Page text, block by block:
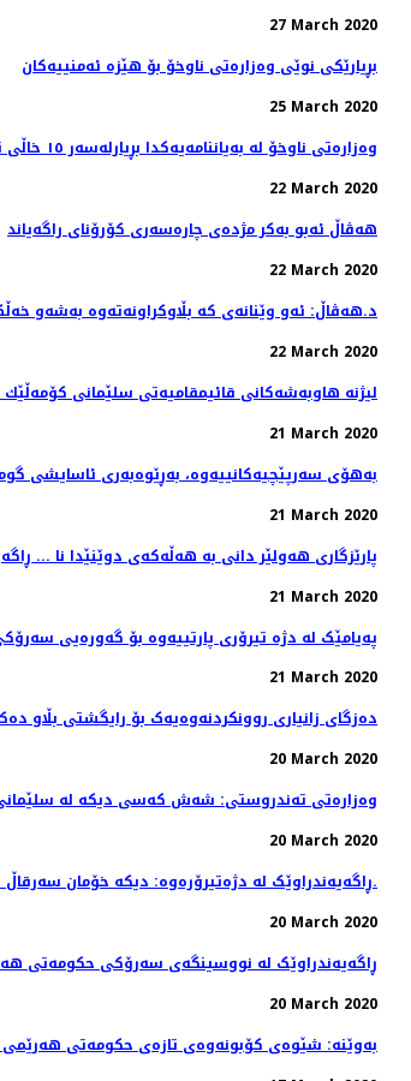
27 March 2020
بڕیارێكی نوێی وەزارەتی ناوخۆ بۆ هێزە ئەمنییەكان
25 March 2020
وەزارەتی ناوخۆ لە بەیاننامەیەکدا بڕیارلەسەر ١٥ خاڵی تر سەبارەت بە قەدەغەی هاتووچۆ دەدات
22 March 2020
هه‌ڤاڵ ئه‌بو به‌كر مژده‌ی چاره‌سه‌ری کۆرۆنای راگه‌یاند
22 March 2020
د.هەڤاڵ: ئەو وێنانەی کە بڵاوکراونەتەوە بەشەو
22 March 2020
لیژنه‌ هاوبه‌شه‌كانی قائیمقامیه‌تی سلێمانی كۆمه‌ڵێك
21 March 2020
بەهۆی سەرپێچیەکانییەوە، بەڕێوەبەری ئاسایشی
21 March 2020
.. پارێزگاری هەولێر دانی بە هەڵەکەی دوێنێدا نا ...
21 March 2020
پەیامێک لە دژە تیرۆری پارتییەوە بۆ گەورەیی
21 March 2020
دەزگای زانیاری روونکردنەوەیەک بۆ رایگشتی بڵاو
20 March 2020
وەزارەتی تەندروستی: شەش كەسی دیكە لە
20 March 2020
ڕاگەیەندراوێک لە دژەتیرۆرەوە: دیکە خۆمان سەرقاڵ ناکەین بە وەڵامدانەوەی حکومەتێکی فاشل و سەرۆکە ڕۆژنامەنوس کوژەکەی.
20 March 2020
ڕاگەیەندراوێک لە نووسینگەی سەرۆکی حکومەتی
20 March 2020
بەوێنە: شێوەی کۆبونەوەی تازەی حکومەتی